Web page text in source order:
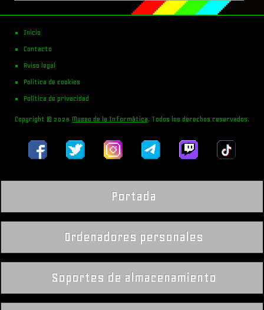
Inicio
Contacto
Aviso legal
Politica de cookies
Política de privacidad
Copyright © 2026 Museo de la Informática. Todos los derechos reservados.
Portada
Ordenadores personales
Soportes de almacenamiento